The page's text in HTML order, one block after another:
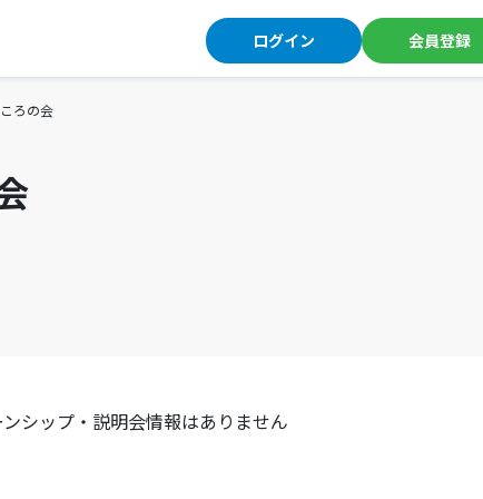
ログイン 会員登録
ろの会
シップ・説明会情報はありません